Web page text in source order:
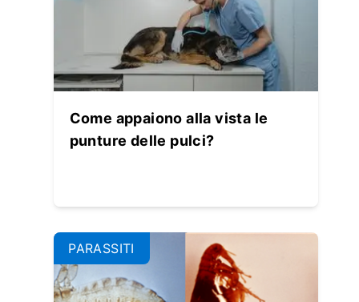
Come appaiono alla vista le
punture delle pulci?
PARASSITI